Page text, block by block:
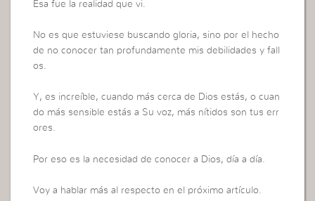
Esa fue la realidad que vi.
No es que estuviese buscando gloria, sino por el hecho
de no conocer tan profundamente mis debilidades y fall
os.
Y, es increíble, cuando más cerca de Dios estás, o cuan
do más sensible estás a Su voz, más nítidos son tus err
ores.
Por eso es la necesidad de conocer a Dios, día a día.
Voy a hablar más al respecto en el próximo artículo.